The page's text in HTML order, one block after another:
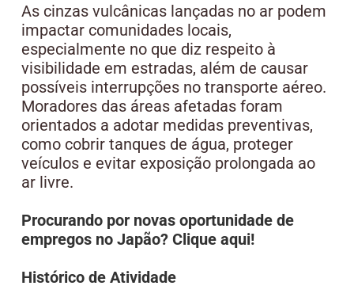
As cinzas vulcânicas lançadas no ar podem
impactar comunidades locais,
especialmente no que diz respeito à
visibilidade em estradas, além de causar
possíveis interrupções no transporte aéreo.
Moradores das áreas afetadas foram
orientados a adotar medidas preventivas,
como cobrir tanques de água, proteger
veículos e evitar exposição prolongada ao
ar livre.
Procurando por novas oportunidade de
empregos no Japão? Clique aqui!
Histórico de Atividade